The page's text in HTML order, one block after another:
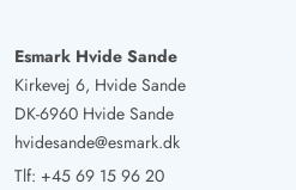
Esmark Hvide Sande
Kirkevej 6, Hvide Sande
DK-6960 Hvide Sande
hvidesande@esmark.dk
Tlf: +45 69 15 96 20